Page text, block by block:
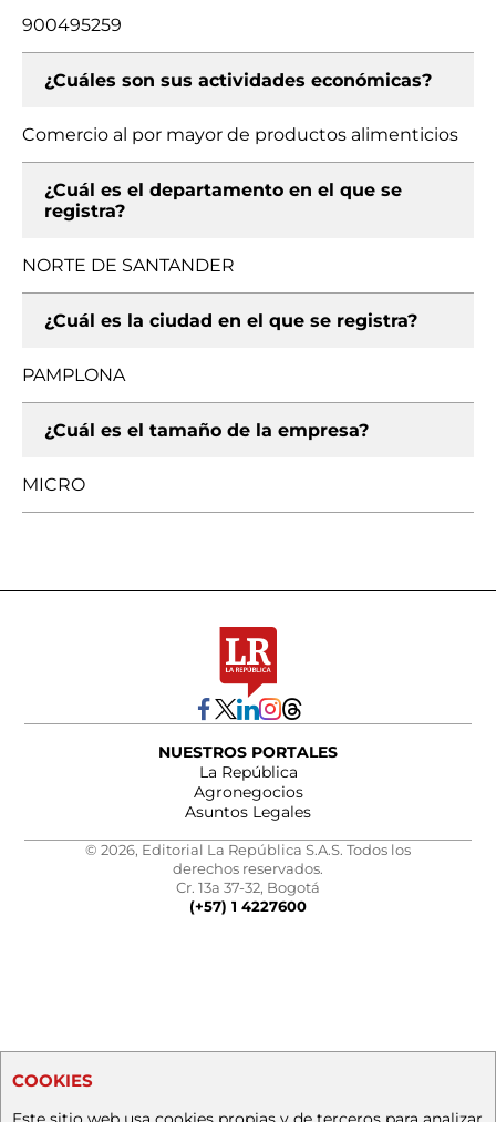
900495259
¿Cuáles son sus actividades económicas?
Comercio al por mayor de productos alimenticios
¿Cuál es el departamento en el que se
registra?
NORTE DE SANTANDER
¿Cuál es la ciudad en el que se registra?
PAMPLONA
¿Cuál es el tamaño de la empresa?
MICRO
NUESTROS PORTALES
La República
Agronegocios
Asuntos Legales
© 2026, Editorial La República S.A.S. Todos los
derechos reservados.
Cr. 13a 37-32, Bogotá
(+57) 1 4227600
COOKIES